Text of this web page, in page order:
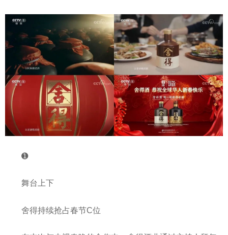
➊
舞台上下
舍得持续抢占春节C位